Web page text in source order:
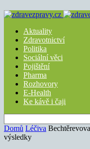
Aktuality
Zdravotnictví
Politika
Sociální věci
Pojištění
Pharma
Rozhovory
E-Health
Ke kávě i čaji
Domů Léčiva
výsledky